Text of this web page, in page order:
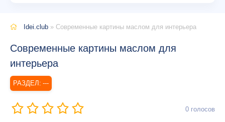
Idei.club » Современные картины маслом для интерьера
Современные картины маслом для
интерьера
---
0 голосов